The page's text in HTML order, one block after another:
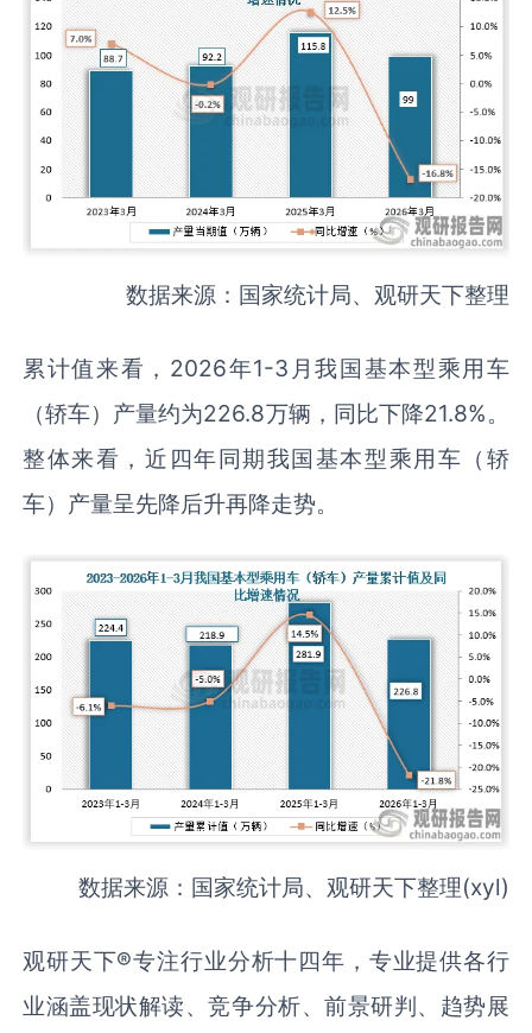
数据来源：国家统计局、观研天下整理
累计值来看，2026年1-3月我国基本型乘用车
（轿车）产量约为226.8万辆，同比下降21.8%。
整体来看，近四年同期我国基本型乘用车（轿
车）产量呈先降后升再降走势。
数据来源：国家统计局、观研天下整理(xyl)
观研天下®专注行业分析十四年，专业提供各行
业涵盖现状解读、竞争分析、前景研判、趋势展